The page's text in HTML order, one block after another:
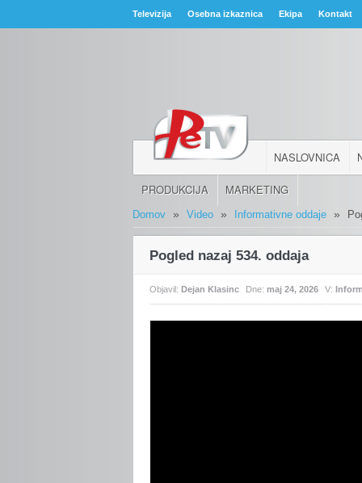
Televizija Osebna izkaznica Ekipa Kontakt
NASLOVNICA
PRODUKCIJA MARKETING
Domov » Video » Informativne oddaje »
Pogled nazaj 534. oddaja
Objavil:Dejan Klasinc Dne:maj 24, 2026 V: